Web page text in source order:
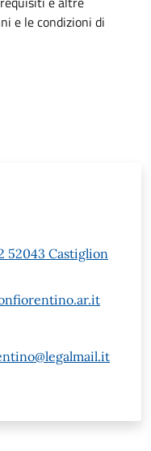
e le condizioni di
52043 Castiglion